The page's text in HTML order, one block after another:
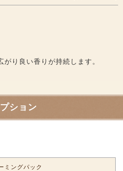
り良い香りが持続します。
ション
ミングパック